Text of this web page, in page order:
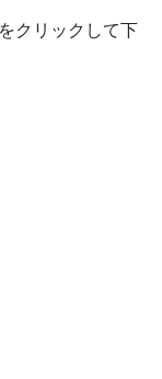
クリックして下